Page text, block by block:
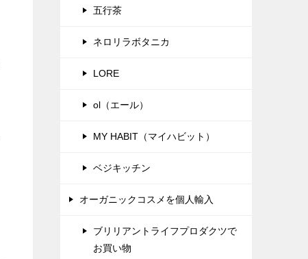
五行茶
ネロリラボタニカ
LORE
ol（エール）
MY HABIT（マイハビット）
ベジキッチン
オーガニックコスメを個人輸入
ブリリアントライフプロダクツで
お買い物